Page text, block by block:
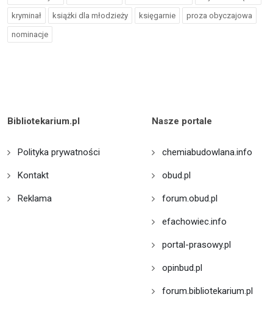
kryminał książki dla młodzieży księgarnie proza obyczajowa
nominacje
Bibliotekarium.pl
Polityka prywatności
Kontakt
Reklama
Nasze portale
chemiabudowlana.info
obud.pl
forum.obud.pl
efachowiec.info
portal-prasowy.pl
opinbud.pl
forum.bibliotekarium.pl